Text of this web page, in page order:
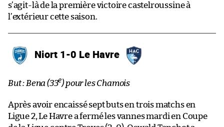
s’agit-là de la première victoire castelroussine à
l’extérieur cette saison.
Niort 1-0 Le Havre
But : Bena (33e) pour les Chamois
Après avoir encaissé sept buts en trois matchs en
Ligue 2, Le Havre a fermé les vannes mardi en Coupe